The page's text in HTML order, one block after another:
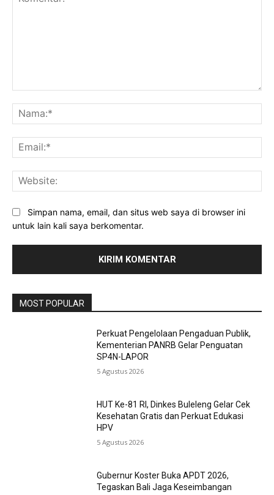
Simpan nama, email, dan situs web saya di browser ini
untuk lain kali saya berkomentar.
MOST POPULAR
Perkuat Pengelolaan Pengaduan Publik,
Kementerian PANRB Gelar Penguatan
SP4N-LAPOR
5 Agustus 2026
HUT Ke-81 RI, Dinkes Buleleng Gelar Cek
Kesehatan Gratis dan Perkuat Edukasi
HPV
5 Agustus 2026
Gubernur Koster Buka APDT 2026,
Tegaskan Bali Jaga Keseimbangan